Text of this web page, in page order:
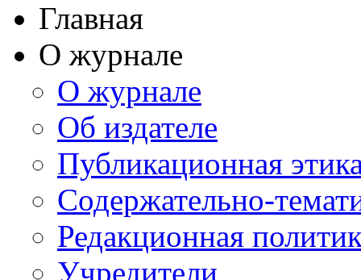
Главная
О журнале
О журнале
Об издателе
Публикационная
Содержательно-
Редакционная
Учредители